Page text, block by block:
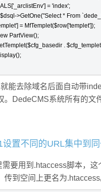
= 'index';
>GetOne("Select * From
= MfTemplet($row['templet']);
PartView();
.
去除域名后面自动带
。DedeCMS系统所有的文
设置不同的URL集中到
用到.htaccess脚本，这
传到空间上更名为.htaccess